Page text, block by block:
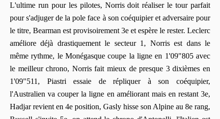
L'ultime run pour les pilotes, Norris doit réaliser le tour parfait
pour s'adjuger de la pole face à son coéquipier et adversaire pour
le titre, Bearman est provisoirement 3e et espère le rester. Leclerc
améliore déjà drastiquement le secteur 1, Norris est dans le
même rythme, le Monégasque coupe la ligne en 1'09"805 avec
le meilleur chrono, Norris fait mieux de presque 3 dixièmes en
1'09"511, Piastri essaie de répliquer à son coéquipier,
l'Australien va couper la ligne en améliorant mais en restant 3e,
Hadjar revient en 4e position, Gasly hisse son Alpine au 8e rang,